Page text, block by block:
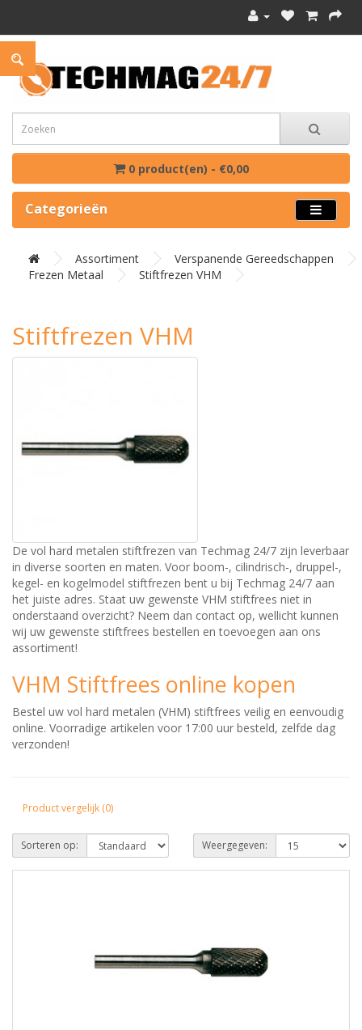
0 product(en) - €0,00
Categorieën
Assortiment
Verspanende Gereedschappen
Frezen Metaal
Stiftfrezen VHM
Stiftfrezen VHM
De vol hard metalen stiftfrezen van Techmag 24/7 zijn leverbaar
in diverse soorten en maten. Voor boom-, cilindrisch-, druppel-,
kegel- en kogelmodel stiftfrezen bent u bij Techmag 24/7 aan
het juiste adres. Staat uw gewenste VHM stiftfrees niet in
onderstaand overzicht? Neem dan contact op, wellicht kunnen
wij uw gewenste stiftfrees bestellen en toevoegen aan ons
assortiment!
VHM Stiftfrees online kopen
Bestel uw vol hard metalen (VHM) stiftfrees veilig en eenvoudig
online. Voorradige artikelen voor 17:00 uur besteld, zelfde dag
verzonden!
Product vergelijk (0)
Sorteren op: Weergegeven: